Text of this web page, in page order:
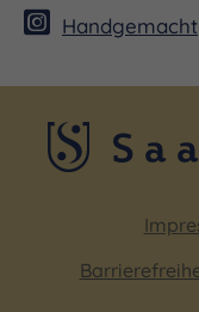
Handgemacht